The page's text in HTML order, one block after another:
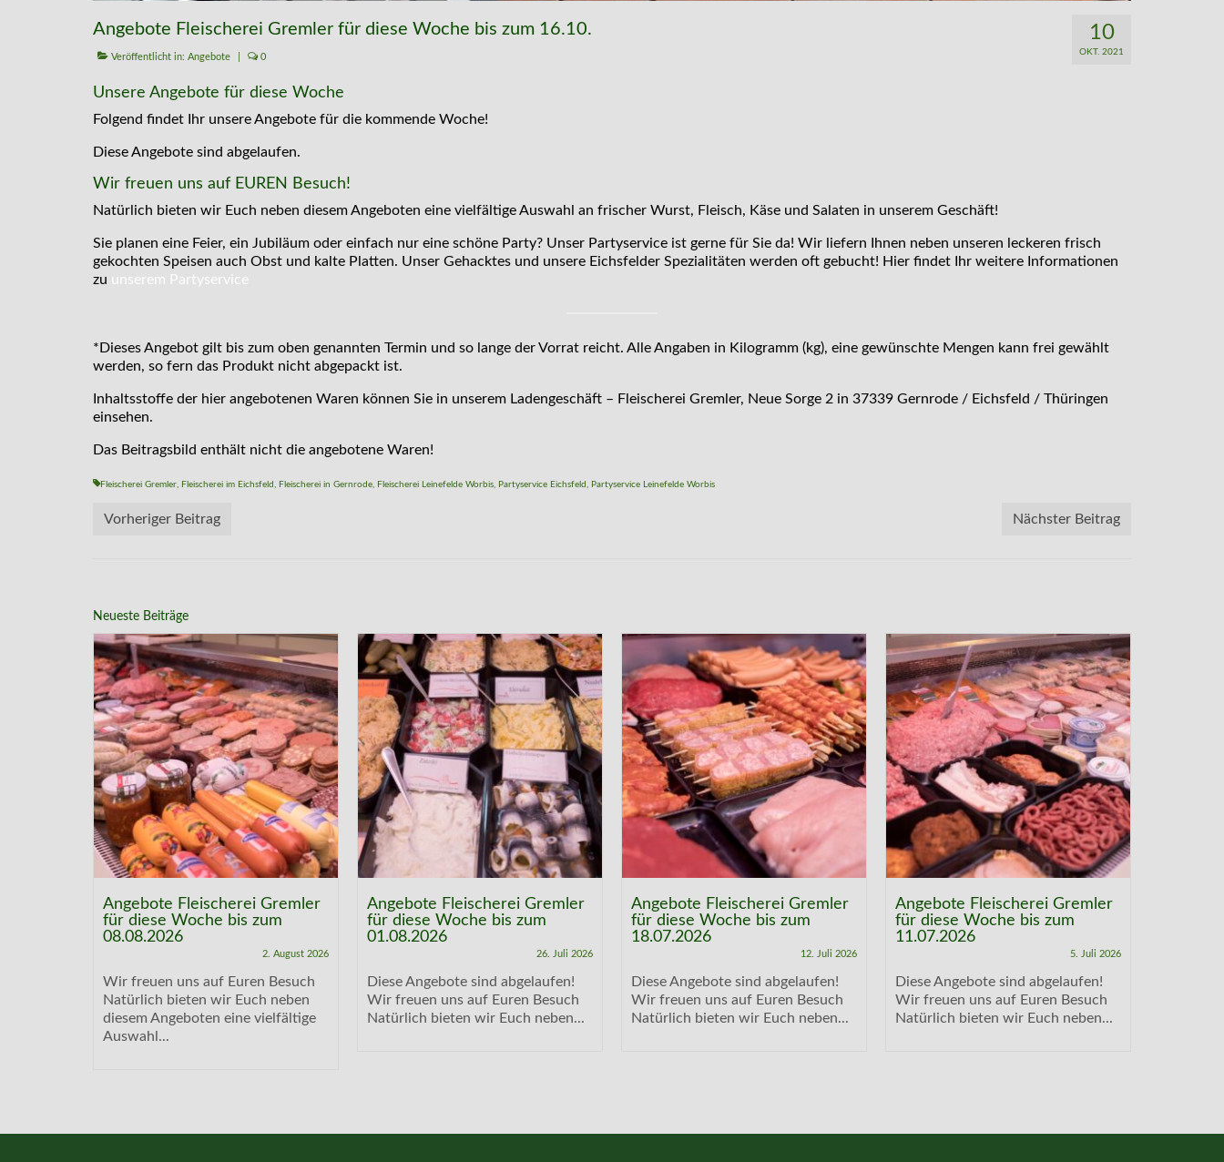
10
OKT. 2021
Angebote Fleischerei Gremler für diese Woche bis zum 16.10.
Veröffentlicht in: Angebote 0
Unsere Angebote für diese Woche
Folgend findet Ihr unsere Angebote für die kommende Woche!
Diese Angebote sind abgelaufen.
Wir freuen uns auf EUREN Besuch!
Natürlich bieten wir Euch neben diesem Angeboten eine vielfältige Auswahl an frischer Wurst, Fleisch, Käse und Salaten in unserem Geschäft!
Sie planen eine Feier, ein Jubiläum oder einfach nur eine schöne Party? Unser Partyservice ist gerne für Sie da! Wir liefern Ihnen neben unseren leckeren frisch
gekochten Speisen auch Obst und kalte Platten. Unser Gehacktes und unsere Eichsfelder Spezialitäten werden oft gebucht! Hier findet Ihr weitere Informationen
zu unserem Partyservice
*Dieses Angebot gilt bis zum oben genannten Termin und so lange der Vorrat reicht. Alle Angaben in Kilogramm (kg), eine gewünschte Mengen kann frei gewählt
werden, so fern das Produkt nicht abgepackt ist.
Inhaltsstoffe der hier angebotenen Waren können Sie in unserem Ladengeschäft – Fleischerei Gremler, Neue Sorge 2 in 37339 Gernrode / Eichsfeld / Thüringen
einsehen.
Das Beitragsbild enthält nicht die angebotene Waren!
Fleischerei Gremler Fleischerei im Eichsfeld Fleischerei in Gernrode Fleischerei Leinefelde Worbis Partyservice Eichsfeld Partyservice Leinefelde Worbis
Vorheriger Beitrag Nächster Beitrag
Neueste Beiträge
Angebote Fleischerei Gremler
für diese Woche bis zum
08.08.2026
2. August 2026
Wir freuen uns auf Euren Besuch
Natürlich bieten wir Euch neben
diesem Angeboten eine vielfältige
Auswahl...
Angebote Fleischerei Gremler
für diese Woche bis zum
01.08.2026
26. Juli 2026
Diese Angebote sind abgelaufen!
Wir freuen uns auf Euren Besuch
Natürlich bieten wir Euch neben...
Angebote Fleischerei Gremler
für diese Woche bis zum
18.07.2026
12. Juli 2026
Diese Angebote sind abgelaufen!
Wir freuen uns auf Euren Besuch
Natürlich bieten wir Euch neben...
Angebote Fleischerei Gremler
für diese Woche bis zum
11.07.2026
5. Juli 2026
Diese Angebote sind abgelaufen!
Wir freuen uns auf Euren Besuch
Natürlich bieten wir Euch neben...